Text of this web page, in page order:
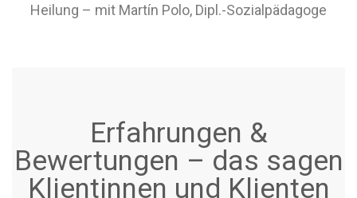
Heilung – mit Martín Polo, Dipl.-Sozialpädagoge
Erfahrungen &
Bewertungen – das sagen
Klientinnen und Klienten